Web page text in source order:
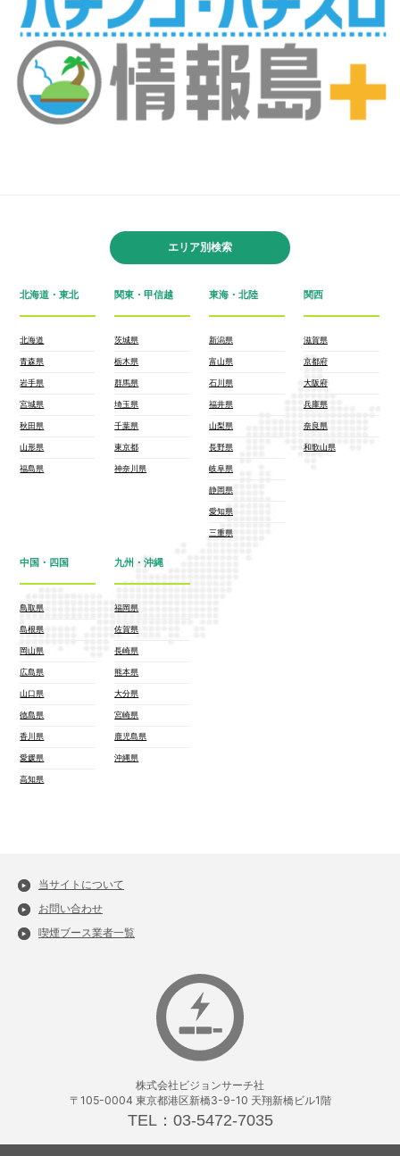
エリア別検索
北海道・東北
北海道
青森県
岩手県
宮城県
秋田県
山形県
福島県
関東・甲信越
茨城県
栃木県
群馬県
埼玉県
千葉県
東京都
神奈川県
東海・北陸
新潟県
富山県
石川県
福井県
山梨県
長野県
岐阜県
静岡県
愛知県
三重県
関西
滋賀県
京都府
大阪府
兵庫県
奈良県
和歌山県
中国・四国
鳥取県
島根県
岡山県
広島県
山口県
徳島県
香川県
愛媛県
高知県
九州・沖縄
福岡県
佐賀県
長崎県
熊本県
大分県
宮崎県
鹿児島県
沖縄県
当サイトについて
お問い合わせ
喫煙ブース業者一覧
株式会社ビジョンサーチ社
〒105-0004 東京都港区新橋3-9-10 天翔新橋ビル1階
TEL：03-5472-7035